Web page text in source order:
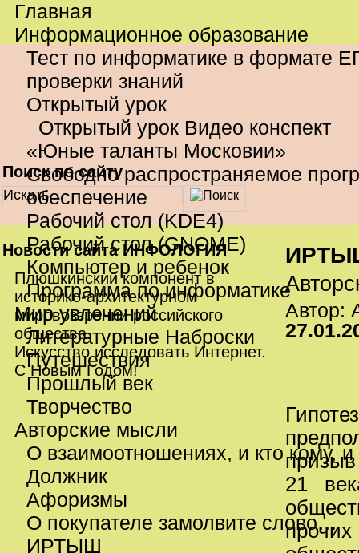
Главная
Информационное образование
Тест по информатике в формате
проверки знаний
Открытый урок
Открытый урок Видео конспект
«Юные таланты Московии»
Свободно распространяемое
обеспечение
Рабочий стол (KDE4)
Рабочий стол (GNOME)
Компьютер и ребенок
Программа по информатике
Мир увлечений
Литературные Наброски
Путешествия
Прошлый век
Творчество
Авторские мысли
О взаимоотношениях, и кто кому,
Должник
Афоризмы
О покупателе замолвите слово…
ИРТЫШ
Поиск по сайту
Новости сайта ИНФОЛОГИЯ
Плюшкинский компонент в
историко-архитектурном
мировоззрении российского
общества.
Искусство исследовать Интернет.
С Новым Годом!
Автор:
призыв
21